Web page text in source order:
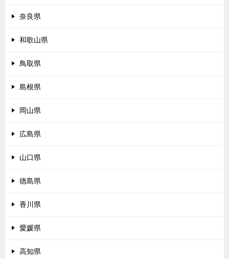
奈良県
和歌山県
鳥取県
島根県
岡山県
広島県
山口県
徳島県
香川県
愛媛県
高知県